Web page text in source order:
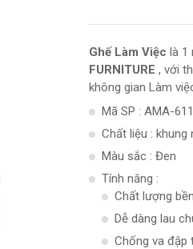
Ghế Làm Việc là 1
FURNITURE , với
không gian Làm
Mã SP : AMA-
Chất liệu :
Màu sắc : Đen
Tính năng :
Chất lượng
Dễ dàng lau
Chống va đập